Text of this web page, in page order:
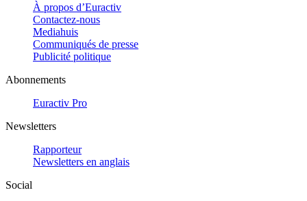
À propos d’Euractiv
Contactez-nous
Mediahuis
Communiqués de presse
Publicité politique
Abonnements
Euractiv Pro
Newsletters
Rapporteur
Newsletters en anglais
Social